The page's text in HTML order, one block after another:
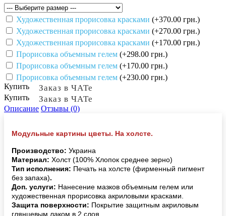
Художественная прорисовка красками (+370.00 грн.)
Художественная прорисовка красками (+270.00 грн.)
Художественная прорисовка красками (+170.00 грн.)
Прорисовка объемным гелем (+298.00 грн.)
Прорисовка объемным гелем (+170.00 грн.)
Прорисовка объемным гелем (+230.00 грн.)
Купить
Заказ в ЧАТе
Купить Заказ в ЧАТе
Описание Отзывы (0)
Модульные картины цветы. На холсте.
Производство: Украина
Материал: Холст (100% Хлопок среднее зерно)
Тип исполнения: Печать на холсте (фирменный пигмент
без запаха).
Доп. услуги: Нанесение мазков объемным гелем или
художественная прорисовка акриловыми красками.
Защита поверхности: Покрытие защитным акриловым
глянцевым лаком в 2 слоя.